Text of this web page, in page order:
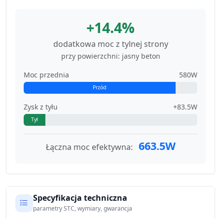
+14.4%
dodatkowa moc z tylnej strony
przy powierzchni: jasny beton
Moc przednia
580W
Przód
Zysk z tyłu +83.5W
Tył
Łączna moc efektywna: 663.5W
Specyfikacja techniczna
parametry STC, wymiary, gwarancja